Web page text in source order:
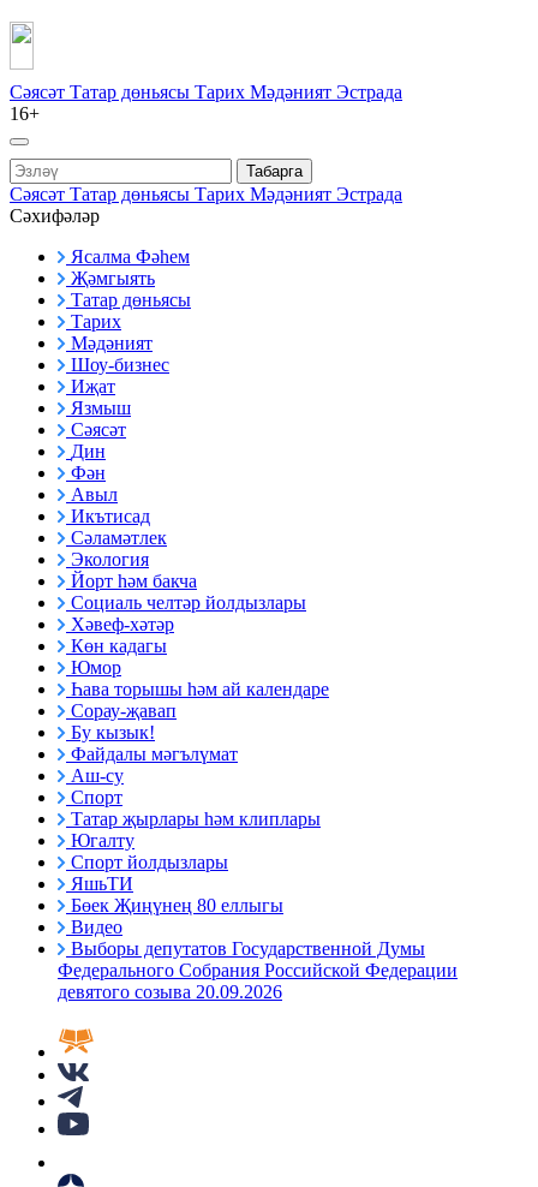
Сәясәт Татар дөньясы Тарих Мәдәният Эстрада
16+
Табарга
Сәясәт Татар дөньясы Тарих Мәдәният Эстрада
Сәхифәләр
Ясалма Фәһем
Җәмгыять
Татар дөньясы
Тарих
Мәдәният
Шоу-бизнес
Иҗат
Язмыш
Сәясәт
Дин
Фән
Авыл
Икътисад
Сәламәтлек
Экология
Йорт һәм бакча
Социаль челтәр йолдызлары
Хәвеф-хәтәр
Көн кадагы
Юмор
Һава торышы һәм ай календаре
Сорау-җавап
Бу кызык!
Файдалы мәгълүмат
Аш-су
Спорт
Татар җырлары һәм клиплары
Югалту
Спорт йолдызлары
ЯшьТИ
Бөек Җиңүнең 80 еллыгы
Видео
Выборы депутатов Государственной Думы
Федерального Собрания Российской Федерации
девятого созыва 20.09.2026